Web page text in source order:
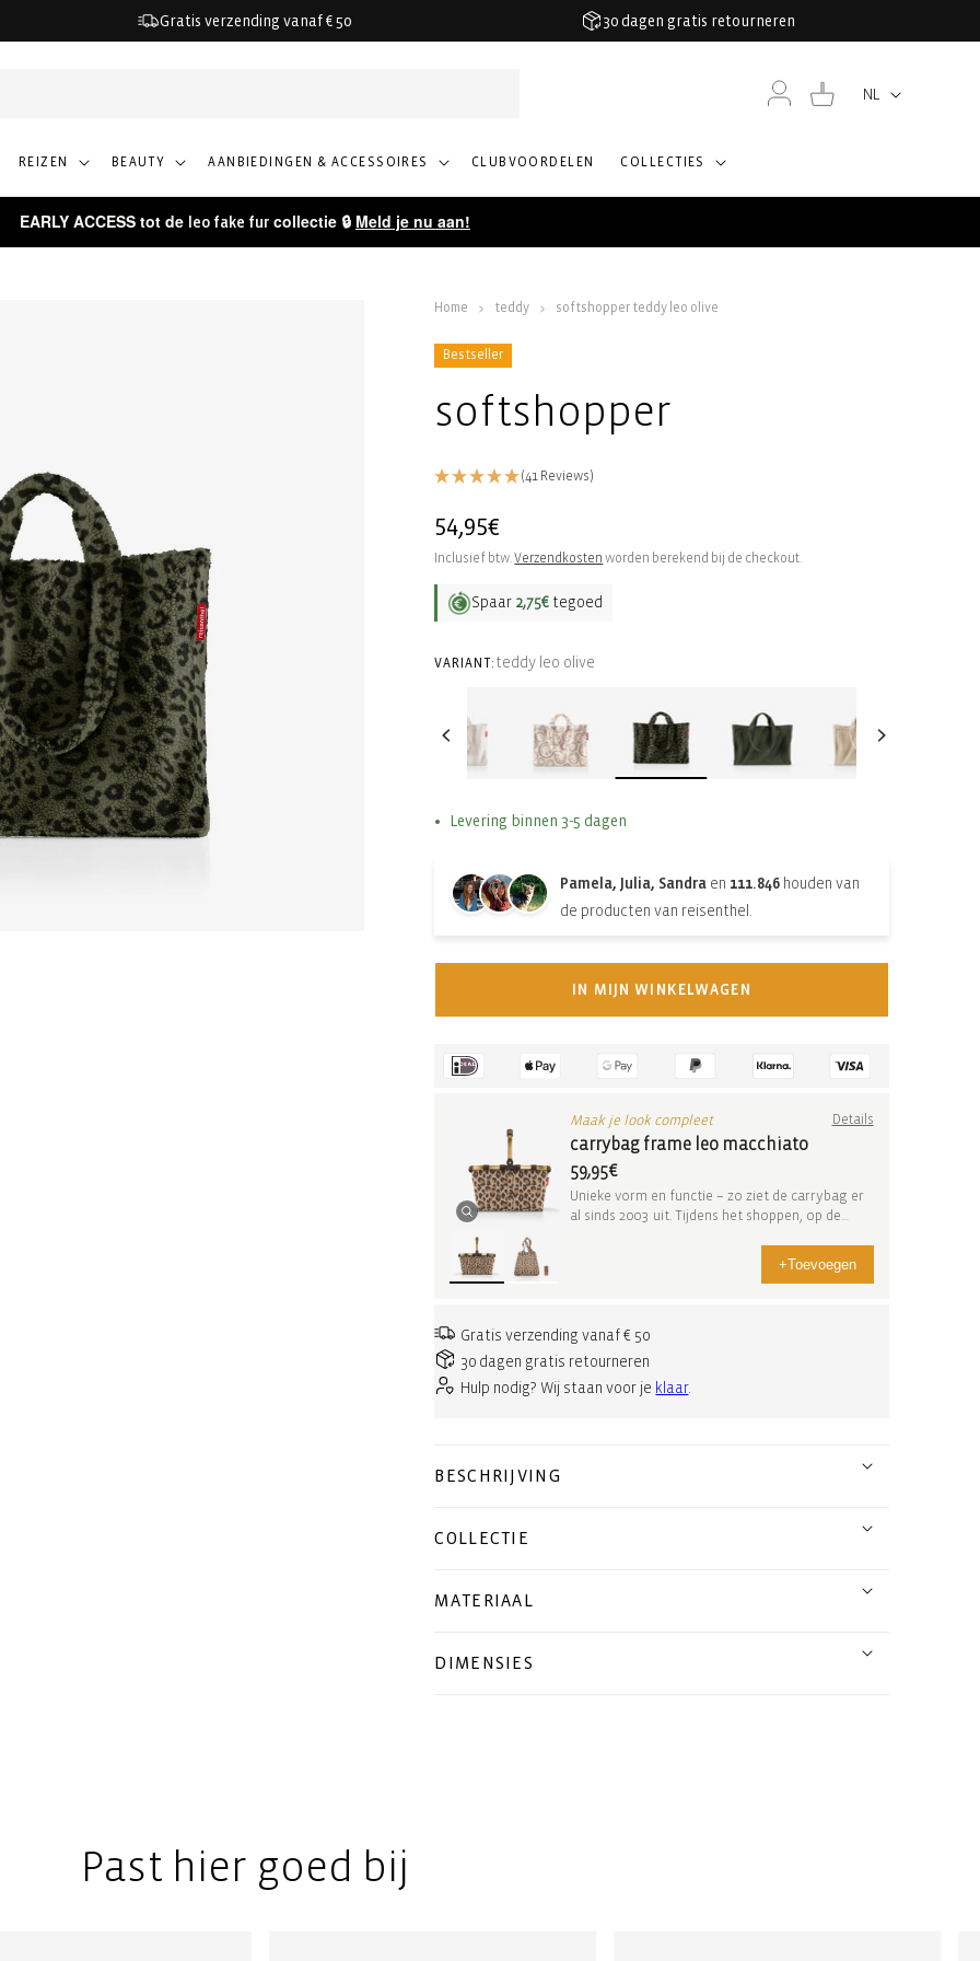
Gratis verzending vanaf € 50 30 dagen gratis retourneren
REIZEN BEAUTY AANBIEDINGEN & ACCESSOIRES CLUBVOORDELEN COLLECTIES
Taal NL
Inloggen
Winkelwagen
EARLY ACCESS tot de leo fake fur collectie 🔒 Meld je nu aan!
Home teddy softshopper teddy leo olive
Bestseller
softshopper
(41 Reviews)
Normale
prijs
54,95€
Inclusief btw.Verzendkosten worden berekend bij de checkout.
Spaar 2,75€ tegoed
VARIANT: teddy leo olive
Levering binnen 3-5 dagen
Pamela, Julia, Sandra en 111.846 houden van
de producten van reisenthel.
IN MIJN WINKELWAGEN
Maak je look compleet Details
carrybag frame leo macchiato
59,95€
Unieke vorm en functie – zo ziet de carrybag er
al sinds 2003 uit. Tijdens het shoppen, op de
+Toevoegen
Gratis verzending vanaf € 50
30 dagen gratis retourneren
Hulp nodig? Wij staan voor je klaar.
BESCHRIJVING
COLLECTIE
MATERIAAL
DIMENSIES
Past hier goed bij